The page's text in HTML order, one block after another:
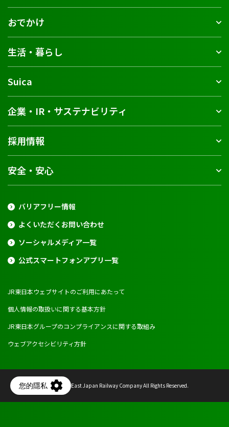
おでかけ
生活・暮らし
Suica
企業・IR・サステナビリティ
採用情報
安全・安心
バリアフリー情報
よくいただくお問い合わせ
ソーシャルメディア一覧
公式スマートフォンアプリ一覧
JR東日本ウェブサイトのご利用にあたって
個人情報の取扱いに関する基本方針
JR東日本グループのコンプライアンスに関する取組み
ウェブアクセシビリティ方針
Copyright © East Japan Railway Company All Rights Reserved.